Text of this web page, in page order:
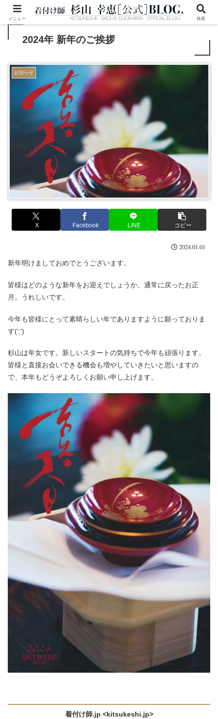
2024年 新年のご挨拶
お知らせ
X Facebook LINE コピー
2024.01.01
新年明けましておめでとうございます。
皆様はどのような新年をお迎えでしょうか。通常に戻ったお正
月。うれしいです。
今年も皆様にとって素晴らしい年でありますように願っておりま
す(‘;’)
杉山は年女です。新しいスタートの気持ちで今年も頑張ります。
皆様と直接お会いできる機会も増やしていきたいと思いますの
で、本年もどうぞよろしくお願い申し上げます。
着付け師.jp <kitsukeshi.jp>
メニュー 検索